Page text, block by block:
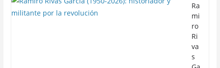
Ra
mi
ro
Ri
va
s